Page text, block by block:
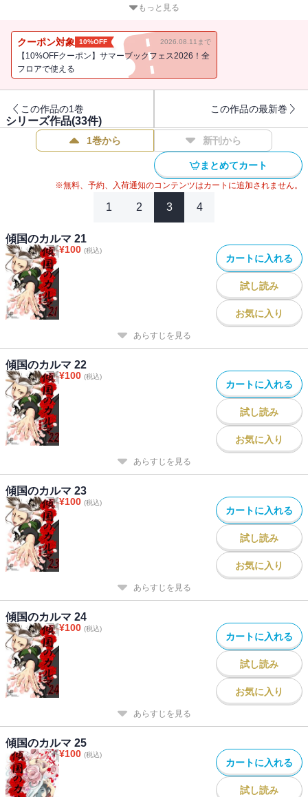
に・・・！激動の時代に翻弄される人々の選択と覚悟が、歴史の流
ァンタジーマンガ！
もっと見る
クーポン対象 10%OFF 2026.08.11まで
【10%OFFクーポン】サマーブックフェス2026！全
フロアで使える
この作品の1巻 この作品の最新巻
シリーズ作品(33件)
1巻から 新刊から
まとめてカート
※無料、予約、入荷通知のコンテンツはカートに追加されません。
1 2 3 4
傾国のカルマ 21
¥100 (税込)
カートに入れる
試し読み
お気に入り
あらすじを見る
傾国のカルマ 22
¥100 (税込)
カートに入れる
試し読み
お気に入り
あらすじを見る
傾国のカルマ 23
¥100 (税込)
カートに入れる
試し読み
お気に入り
あらすじを見る
傾国のカルマ 24
¥100 (税込)
カートに入れる
試し読み
お気に入り
あらすじを見る
傾国のカルマ 25
¥100 (税込)
カートに入れる
試し読み